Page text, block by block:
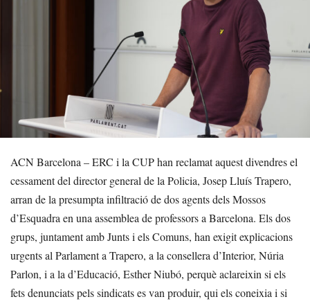
ACN Barcelona – ERC i la CUP han reclamat aquest divendres el
cessament del director general de la Policia, Josep Lluís Trapero,
arran de la presumpta infiltració de dos agents dels Mossos
d’Esquadra en una assemblea de professors a Barcelona. Els dos
grups, juntament amb Junts i els Comuns, han exigit explicacions
urgents al Parlament a Trapero, a la consellera d’Interior, Núria
Parlon, i a la d’Educació, Esther Niubó, perquè aclareixin si els
fets denunciats pels sindicats es van produir, qui els coneixia i si